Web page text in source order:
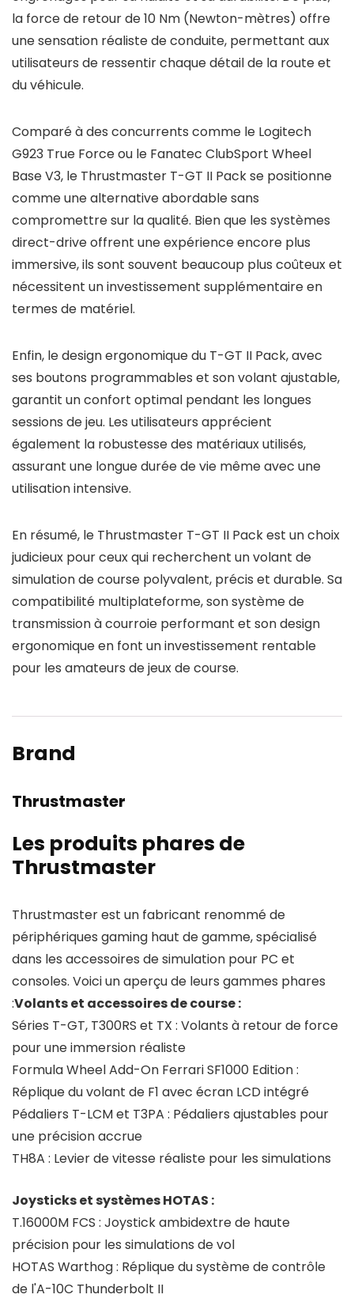
la force de retour de 10 Nm (Newton-mètres) offre
une sensation réaliste de conduite, permettant aux
utilisateurs de ressentir chaque détail de la route et
du véhicule.
Comparé à des concurrents comme le Logitech
G923 True Force ou le Fanatec ClubSport Wheel
Base V3, le Thrustmaster T-GT II Pack se positionne
comme une alternative abordable sans
compromettre sur la qualité. Bien que les systèmes
direct-drive offrent une expérience encore plus
immersive, ils sont souvent beaucoup plus coûteux et
nécessitent un investissement supplémentaire en
termes de matériel.
Enfin, le design ergonomique du T-GT II Pack, avec
ses boutons programmables et son volant ajustable,
garantit un confort optimal pendant les longues
sessions de jeu. Les utilisateurs apprécient
également la robustesse des matériaux utilisés,
assurant une longue durée de vie même avec une
utilisation intensive.
En résumé, le Thrustmaster T-GT II Pack est un choix
judicieux pour ceux qui recherchent un volant de
simulation de course polyvalent, précis et durable. Sa
compatibilité multiplateforme, son système de
transmission à courroie performant et son design
ergonomique en font un investissement rentable
pour les amateurs de jeux de course.
Brand
Thrustmaster
Les produits phares de
Thrustmaster
Thrustmaster est un fabricant renommé de
périphériques gaming haut de gamme, spécialisé
dans les accessoires de simulation pour PC et
consoles. Voici un aperçu de leurs gammes phares
:Volants et accessoires de course :
Séries T-GT, T300RS et TX : Volants à retour de force
pour une immersion réaliste
Formula Wheel Add-On Ferrari SF1000 Edition :
Réplique du volant de F1 avec écran LCD intégré
Pédaliers T-LCM et T3PA : Pédaliers ajustables pour
une précision accrue
TH8A : Levier de vitesse réaliste pour les simulations
Joysticks et systèmes HOTAS :
T.16000M FCS : Joystick ambidextre de haute
précision pour les simulations de vol
HOTAS Warthog : Réplique du système de contrôle
de l'A-10C Thunderbolt II